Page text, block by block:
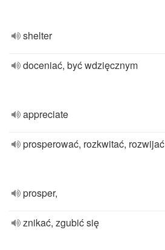
shelter
doceniać, być wdzięcznym
appreciate
prosperować, rozkwitać, rozwijać
prosper,
znikać, zgubić się